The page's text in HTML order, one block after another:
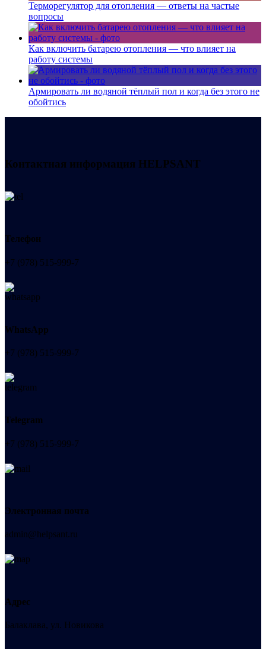
Терморегулятор для отопления — ответы на частые
вопросы
Как включить батарею отопления — что влияет на
работу системы
Армировать ли водяной тёплый пол и когда без этого не
обойтись
Контактная информация HELPSANT
Телефон
+7 (978) 515-999-7
WhatsApp
+7 (978) 515-999-7
Telegram
+7 (978) 515-999-7
Электронная почта
admin@helpsant.ru
Адрес
Балаклава, ул. Новикова